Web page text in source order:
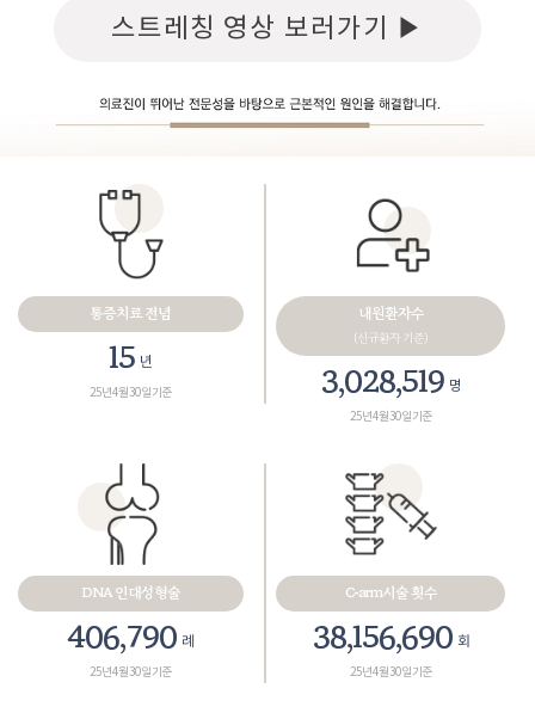
스트레칭 영상 보러가기 ▶
통증치료 전념
18 년
25년 4월 30일 기준
내원환자수
(신규환자 기준)
3,461,165명
25년 4월 30일 기준
DNA 인대성형술
467,575례
25년 4월 30일 기준
C-arm시술 횟수
43,858,265 회
25년 4월 30일 기준